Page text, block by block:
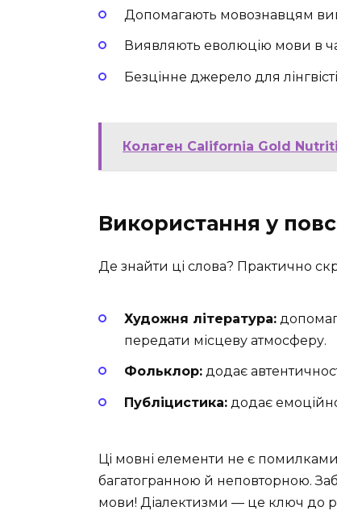
Допомагають мовознавцям
Виявляють еволюцію мови в
Безцінне джерело для
Колаген California Gold
Використання у
Де знайти ці слова? Практично
Художня література:
передати місцеву атмосферу.
Фольклор: додає
Публіцистика: додає
Ці мовні елементи не є
багатогранною й неповторною.
мови! Діалектизми — це ключ до